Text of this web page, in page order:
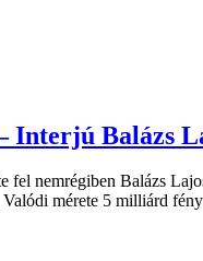
Interjú Balázs
fel nemrégiben Balázs
mérete 5 milliárd